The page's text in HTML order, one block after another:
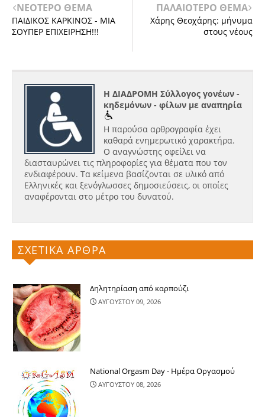
ΝΕΟΤΕΡΟ ΘΕΜΑ
ΠΑΙΔΙΚΟΣ ΚΑΡΚΙΝΟΣ - ΜΙΑ
ΣΟΥΠΕΡ ΕΠΙΧΕΙΡΗΣΗ!!!
ΠΑΛΑΙΟΤΕΡΟ ΘΕΜΑ
Χάρης Θεοχάρης: μήνυμα
στους νέους
Η ΔΙΑΔΡΟΜΗ Σύλλογος γονέων -
κηδεμόνων - φίλων με αναπηρία
Η παρούσα αρθρογραφία έχει
καθαρά ενημερωτικό χαρακτήρα.
Ο αναγνώστης οφείλει να
διασταυρώνει τις πληροφορίες για θέματα που τον
ενδιαφέρουν. Τα κείμενα βασίζονται σε υλικό από
Ελληνικές και ξενόγλωσσες δημοσιεύσεις, οι οποίες
αναφέρονται στο μέτρο του δυνατού.
ΣΧΕΤΙΚΑ ΑΡΘΡΑ
Δηλητηρίαση από καρπούζι
ΑΥΓΟΥΣΤΟΥ 09, 2026
National Orgasm Day - Ημέρα Oργασμού
ΑΥΓΟΥΣΤΟΥ 08, 2026